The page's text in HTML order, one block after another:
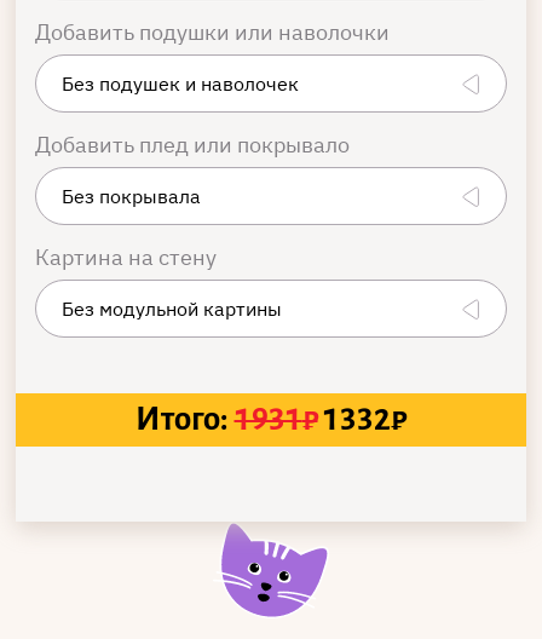
Добавить подушки или наволочки
Добавить плед или покрывало
Картина на стену
Итого: 1931₽1332₽